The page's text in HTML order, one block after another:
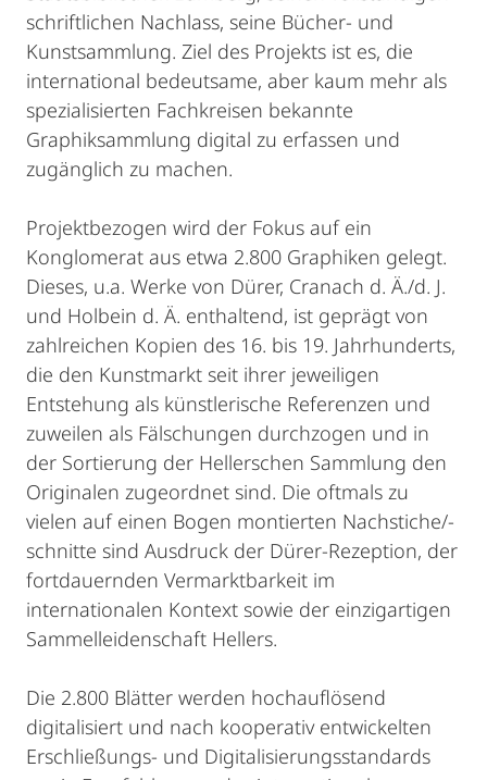
schriftlichen Nachlass, seine Bücher- und
Kunstsammlung. Ziel des Projekts ist es, die
international bedeutsame, aber kaum mehr als
spezialisierten Fachkreisen bekannte
Graphiksammlung digital zu erfassen und
zugänglich zu machen.
Projektbezogen wird der Fokus auf ein
Konglomerat aus etwa 2.800 Graphiken gelegt.
Dieses, u.a. Werke von Dürer, Cranach d. Ä./d. J.
und Holbein d. Ä. enthaltend, ist geprägt von
zahlreichen Kopien des 16. bis 19. Jahrhunderts,
die den Kunstmarkt seit ihrer jeweiligen
Entstehung als künstlerische Referenzen und
zuweilen als Fälschungen durchzogen und in
der Sortierung der Hellerschen Sammlung den
Originalen zugeordnet sind. Die oftmals zu
vielen auf einen Bogen montierten Nachstiche/-
schnitte sind Ausdruck der Dürer-Rezeption, der
fortdauernden Vermarktbarkeit im
internationalen Kontext sowie der einzigartigen
Sammelleidenschaft Hellers.
Die 2.800 Blätter werden hochauflösend
digitalisiert und nach kooperativ entwickelten
Erschließungs- und Digitalisierungsstandards